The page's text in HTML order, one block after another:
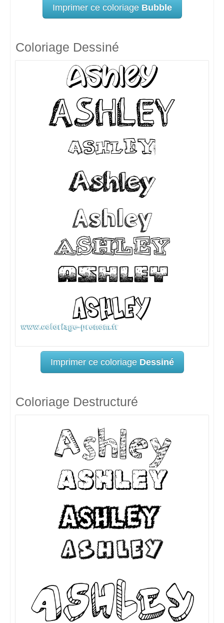
Imprimer ce coloriage Bubble
Coloriage Dessiné
Imprimer ce coloriage Dessiné
Coloriage Destructuré